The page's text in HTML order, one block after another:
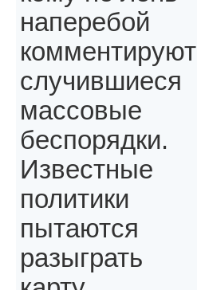
наперебой
комментируют
случившиеся
массовые
беспорядки.
Известные
политики
пытаются
разыграть